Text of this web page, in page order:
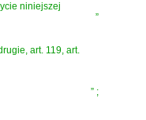
niniejszej
”
art. 119, art.
” ;